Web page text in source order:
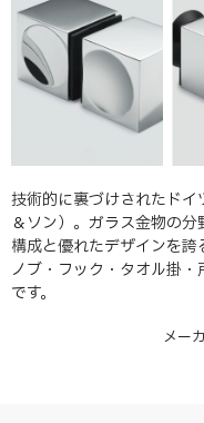
技術的に裏づけされたド
＆ソン）。ガラス金物の
構成と優れたデザインを誇
ノブ・フック・タオル掛
です。
メー